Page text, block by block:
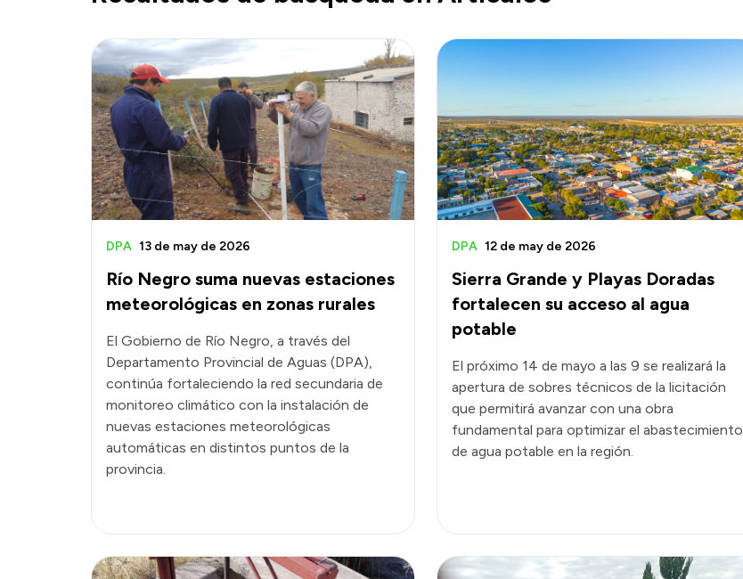
Río Negro suma nuevas estaciones
meteorológicas en zonas rurales
DPA 13 de may de 2026
El Gobierno de Río Negro, a través del
Departamento Provincial de Aguas (DPA),
continúa fortaleciendo la red secundaria de
monitoreo climático con la instalación de
nuevas estaciones meteorológicas
automáticas en distintos puntos de la
provincia.
Sierra Grande y Playas Doradas
fortalecen su acceso al agua
potable
DPA 12 de may de 2026
El próximo 14 de mayo a las 9 se realizará la
apertura de sobres técnicos de la licitación
que permitirá avanzar con una obra
fundamental para optimizar el abastecimiento
de agua potable en la región.